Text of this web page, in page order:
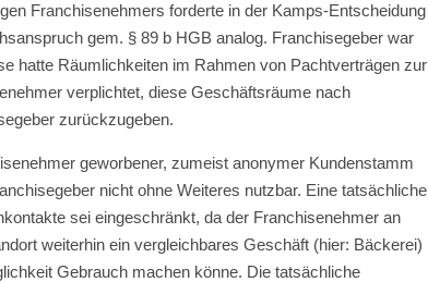
Franchisenehmers forderte in der Kamps-Entscheidung
gem. § 89 b HGB analog. Franchisegeber war
hatte Räumlichkeiten im Rahmen von Pachtverträgen zur
verplichtet, diese Geschäftsräume nach
zurückzugeben.
geworbener, zumeist anonymer Kundenstamm
nicht ohne Weiteres nutzbar. Eine tatsächliche
sei eingeschränkt, da der Franchisenehmer an
weiterhin ein vergleichbares Geschäft (hier: Bäckerei)
Gebrauch machen könne. Die tatsächliche